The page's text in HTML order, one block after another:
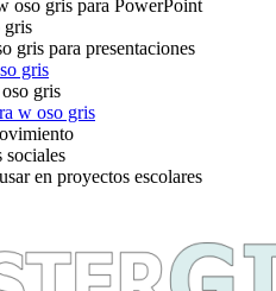
oso gris para PowerPoint
gris
gris para presentaciones
gris
gris
w oso gris
sociales
en proyectos escolares